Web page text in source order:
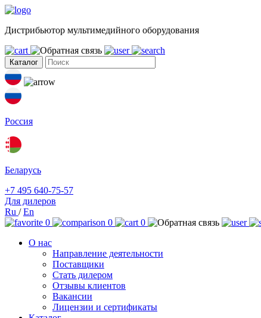
Дистрибьютор мультимедийного оборудования
Каталог
Россия
Беларусь
+7 495 640-75-57
Для дилеров
Ru /En
0
0
0
О нас
Направление деятельности
Поставщики
Стать дилером
Отзывы клиентов
Вакансии
Лицензии и сертификаты